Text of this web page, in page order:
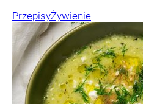
PrzepisyŻywienie